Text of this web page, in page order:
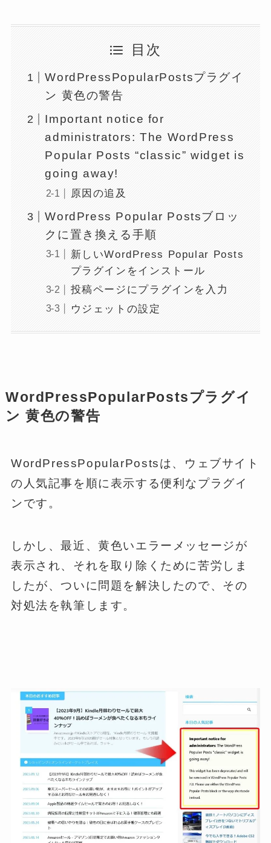
目次
WordPressPopularPostsプラグイ
ン 黄色の警告
Important notice for
administrators: The WordPress
Popular Posts “classic” widget is
going away!
原因の追及
WordPress Popular Postsブロッ
クに置き換える手順
新しいWordPress Popular Posts
プラグインをインストール
投稿ページにプラグインを入力
ウジェットの設定
WordPressPopularPostsプラグイ
ン 黄色の警告
WordPressPopularPostsは、ウェブサイト
の人気記事を順に表示する便利なプラグイ
ンです。
しかし、最近、黄色いエラーメッセージが
表示され、それを取り除くために苦労しま
したが、ついに問題を解決したので、その
対処法を執筆します。